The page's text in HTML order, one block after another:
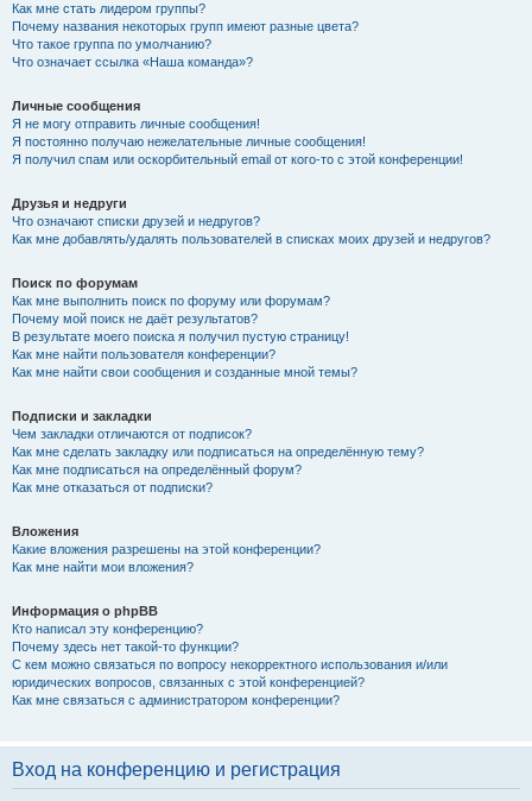
Как мне стать лидером группы?
Почему названия некоторых групп имеют разные цвета?
Что такое группа по умолчанию?
Что означает ссылка «Наша команда»?
Личные сообщения
Я не могу отправить личные сообщения!
Я постоянно получаю нежелательные личные сообщения!
Я получил спам или оскорбительный email от кого-то с этой конференции!
Друзья и недруги
Что означают списки друзей и недругов?
Как мне добавлять/удалять пользователей в списках моих друзей и недругов?
Поиск по форумам
Как мне выполнить поиск по форуму или форумам?
Почему мой поиск не даёт результатов?
В результате моего поиска я получил пустую страницу!
Как мне найти пользователя конференции?
Как мне найти свои сообщения и созданные мной темы?
Подписки и закладки
Чем закладки отличаются от подписок?
Как мне сделать закладку или подписаться на определённую тему?
Как мне подписаться на определённый форум?
Как мне отказаться от подписки?
Вложения
Какие вложения разрешены на этой конференции?
Как мне найти мои вложения?
Информация о phpBB
Кто написал эту конференцию?
Почему здесь нет такой-то функции?
С кем можно связаться по вопросу некорректного использования и/или
юридических вопросов, связанных с этой конференцией?
Как мне связаться с администратором конференции?
Вход на конференцию и регистрация